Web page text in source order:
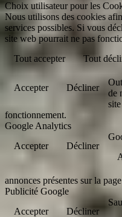
Choix utilisateur pour les
Nous utilisons des cookies
services possibles. Si vous
site web pourrait ne pas
Tout accepter
Tout
Accepter Décliner
de
fonctionnement.
Google Analytics
Accepter
Décliner
annonces présentes sur la
Publicité Google
Accepter
Décliner